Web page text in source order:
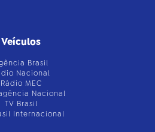
Veículos
Brasil
Nacional
Rádio MEC
Nacional
TV Brasil
Internacional